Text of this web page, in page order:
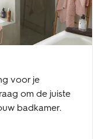
voor je
om de juiste
badkamer.